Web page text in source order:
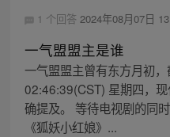
1 个回答 2024年08月07日
一气盟盟主是谁
一气盟盟主曾有东方月初
02:46:39(CST) 星期四，
确提及。 等待电视剧的同
《狐妖小红娘》...